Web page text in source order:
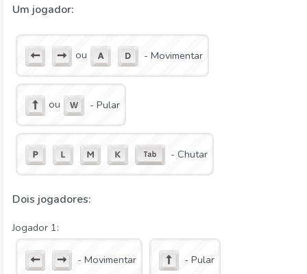
Um jogador:
ou - Movimentar
ou - Pular
- Chutar
Dois jogadores:
Jogador 1:
- Movimentar - Pular